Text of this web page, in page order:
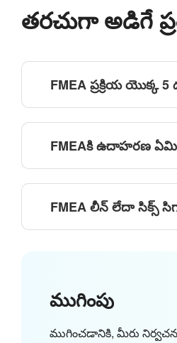
తరచుగా అడిగే
FMEA ప్రక్రియ యొక్క
FMEAకి ఉదాహరణ
FMEA లీన్ లేదా సిక్స్
ముగింపు
ముగించడానికి, మీరు